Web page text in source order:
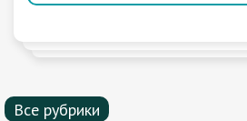
Все рубрики